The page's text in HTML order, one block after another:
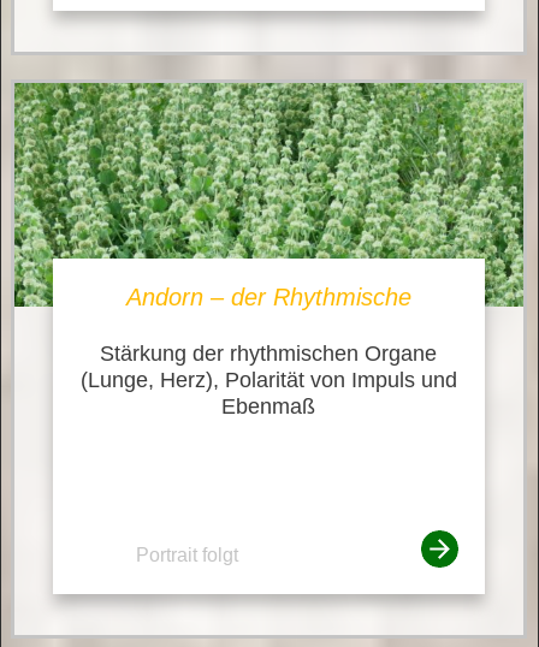
Andorn – der Rhythmische
Stärkung der rhythmischen Organe
(Lunge, Herz), Polarität von Impuls und
Ebenmaß
Portrait folgt